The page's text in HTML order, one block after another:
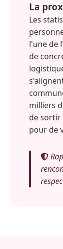
La
Les
l'une de
de
milliers
de sortir
pour de